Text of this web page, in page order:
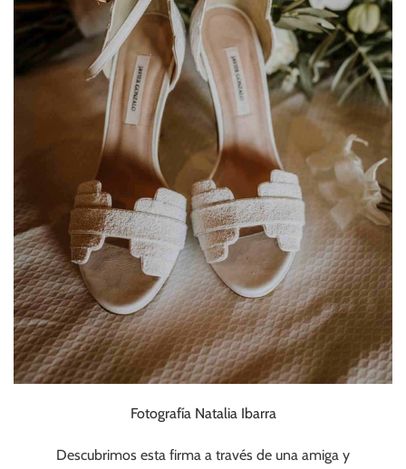
Fotografía Natalia Ibarra
Descubrimos esta firma a través de una amiga y